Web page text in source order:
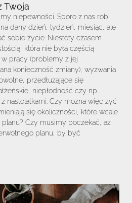
Twoja
niepewności. Sporo z nas robi
dany dzień, tydzień, miesiąc, ale
sobie życie. Niestety czasem
która nie była częścią
w pracy (problemy z jej
konieczność zmiany), wyzwania
przedłużające się
niepłodność czy np.
nastolatkami. Czy można więc żyć
się okoliczności, które wcale
Czy musimy poczekać, aż
planu, by być